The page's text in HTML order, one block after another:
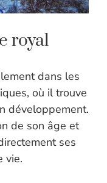
royal
dans les
où il trouve
développement.
de son âge et
ses
vie.